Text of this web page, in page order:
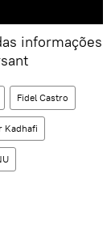
informações
Fidel Castro
Kadhafi